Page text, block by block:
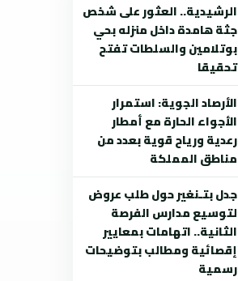
الرشيدية.. العثور على شخص
جثة هامدة داخل منزله بحي
بوتلامين والسلطات تفتح
تحقيقا
الأرصاد الجوية: استمرار
الأجواء الحارة مع أمطار
رعدية ورياح قوية بعدد من
مناطق المملكة
جدل بتـنغير حول طلب عروض
لتوسيع مدارس الفرصة
الثانية.. اتهامات بمعايير
إقصائية ومطالب بتوضيحات
رسمية